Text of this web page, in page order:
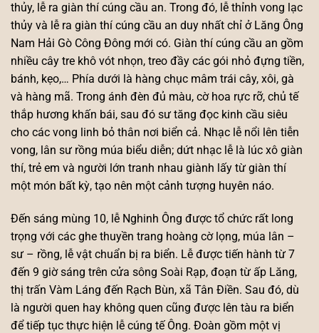
thủy, lễ ra giàn thí cúng cầu an. Trong đó, lễ thỉnh vong lạc
thủy và lễ ra giàn thí cúng cầu an duy nhất chỉ ở Lăng Ông
Nam Hải Gò Công Đông mới có. Giàn thí cúng cầu an gồm
nhiều cây tre khô vót nhọn, treo đầy các gói nhỏ đựng tiền,
bánh, kẹo,… Phía dưới là hàng chục mâm trái cây, xôi, gà
và hàng mã. Trong ánh đèn đủ màu, cờ hoa rực rỡ, chủ tế
thắp hương khấn bái, sau đó sư tăng đọc kinh cầu siêu
cho các vong linh bỏ thân nơi biển cả. Nhạc lễ nổi lên tiễn
vong, lân sư rồng múa biểu diễn; dứt nhạc lễ là lúc xô giàn
thí, trẻ em và người lớn tranh nhau giành lấy từ giàn thí
một món bất kỳ, tạo nên một cảnh tượng huyên náo.
Đến sáng mùng 10, lễ Nghinh Ông được tổ chức rất long
trọng với các ghe thuyền trang hoàng cờ lọng, múa lân –
sư – rồng, lễ vật chuẩn bị ra biển. Lễ được tiến hành từ 7
đến 9 giờ sáng trên cửa sông Soài Rạp, đoạn từ ấp Lăng,
thị trấn Vàm Láng đến Rạch Bùn, xã Tân Điền. Sau đó, dù
là người quen hay không quen cũng được lên tàu ra biển
để tiếp tục thực hiện lễ cúng tế Ông. Đoàn gồm một vị